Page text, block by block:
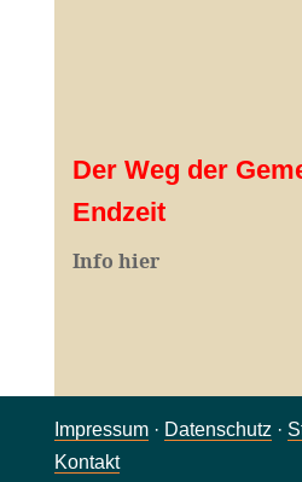
Der Weg der
Endzeit
Info hier
Impressum· Datenschutz ·
Kontakt